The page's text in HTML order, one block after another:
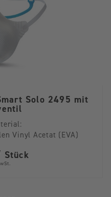
Solo 2495 mit
Vinyl Acetat (EVA)